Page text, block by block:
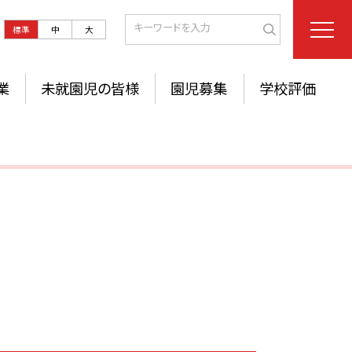
標準 中 大
未就園児の皆様 園児募集 学校評価